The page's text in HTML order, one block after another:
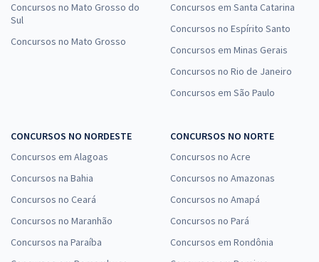
Concursos no Mato Grosso do
Sul
Concursos no Mato Grosso
Concursos em Santa Catarina
Concursos no Espírito Santo
Concursos em Minas Gerais
Concursos no Rio de Janeiro
Concursos em São Paulo
CONCURSOS NO NORDESTE
Concursos em Alagoas
Concursos na Bahia
Concursos no Ceará
Concursos no Maranhão
Concursos na Paraíba
CONCURSOS NO NORTE
Concursos no Acre
Concursos no Amazonas
Concursos no Amapá
Concursos no Pará
Concursos em Rondônia